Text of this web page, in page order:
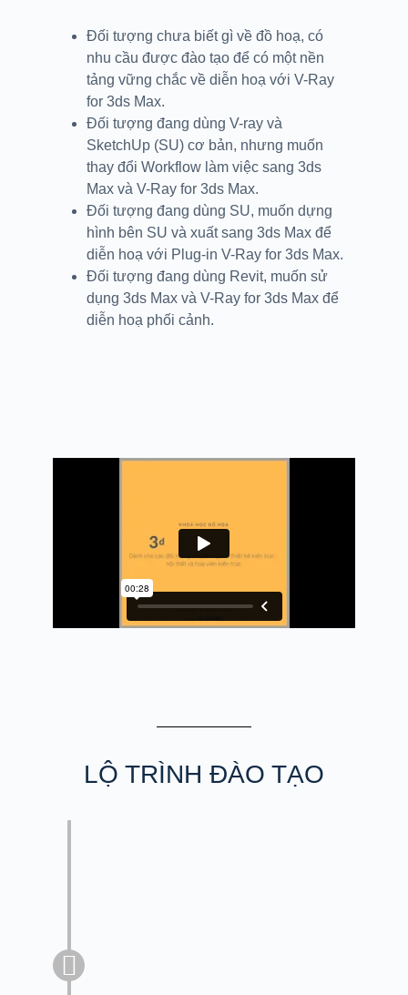
Đối tượng chưa biết gì về đồ hoạ, có
nhu cầu được đào tạo để có một nền
tảng vững chắc về diễn hoạ với V-Ray
for 3ds Max.
Đối tượng đang dùng V-ray và
SketchUp (SU) cơ bản, nhưng muốn
thay đổi Workflow làm việc sang 3ds
Max và V-Ray for 3ds Max.
Đối tượng đang dùng SU, muốn dựng
hình bên SU và xuất sang 3ds Max để
diễn hoạ với Plug-in V-Ray for 3ds Max.
Đối tượng đang dùng Revit, muốn sử
dụng 3ds Max và V-Ray for 3ds Max để
diễn hoạ phối cảnh.
LỘ TRÌNH ĐÀO TẠO